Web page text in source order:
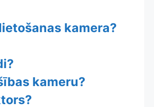
kamera?
kameru?